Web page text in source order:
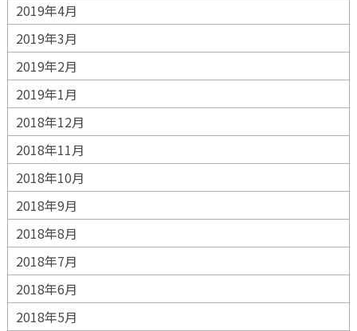
2019年4月
2019年3月
2019年2月
2019年1月
2018年12月
2018年11月
2018年10月
2018年9月
2018年8月
2018年7月
2018年6月
2018年5月